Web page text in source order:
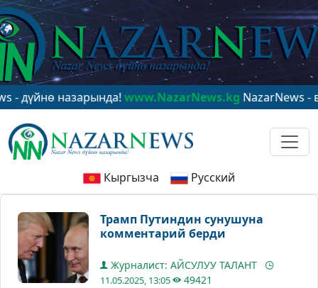
назарында!www.NazarNews.kgNazarNews - в
Кыргызча Русский
Трамп Путиндин сунушуна
комментарий берди
Журналист: АЙСУЛУУ ТАЛАНТ
11.05.2025, 13:05 49421